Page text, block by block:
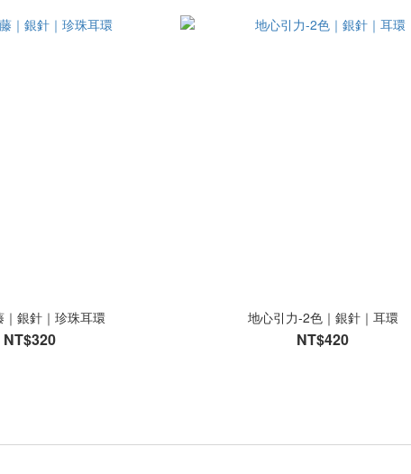
｜銀針｜珍珠耳環
NT$320
地心引力-2色｜銀針｜耳環
NT$420